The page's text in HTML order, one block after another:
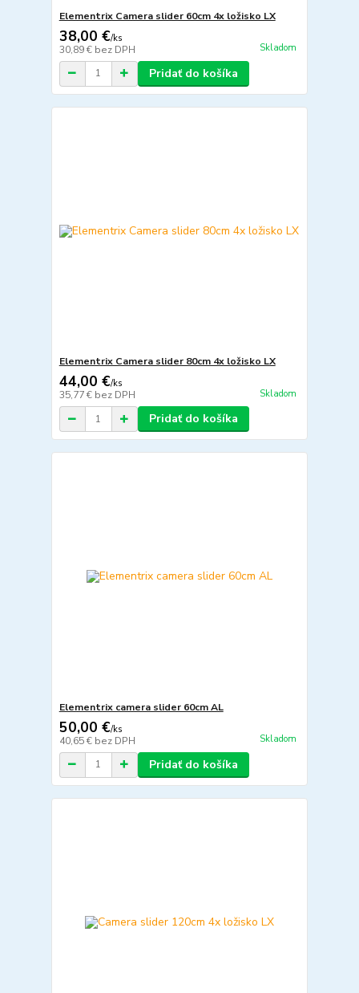
Elementrix Camera slider 60cm 4x ložisko LX
38,00 €/ks
30,89 € bez DPH Skladom
Pridať do košíka
Elementrix Camera slider 80cm 4x ložisko LX
44,00 €/ks
35,77 € bez DPH Skladom
Pridať do košíka
Elementrix camera slider 60cm AL
50,00 €/ks
40,65 € bez DPH Skladom
Pridať do košíka